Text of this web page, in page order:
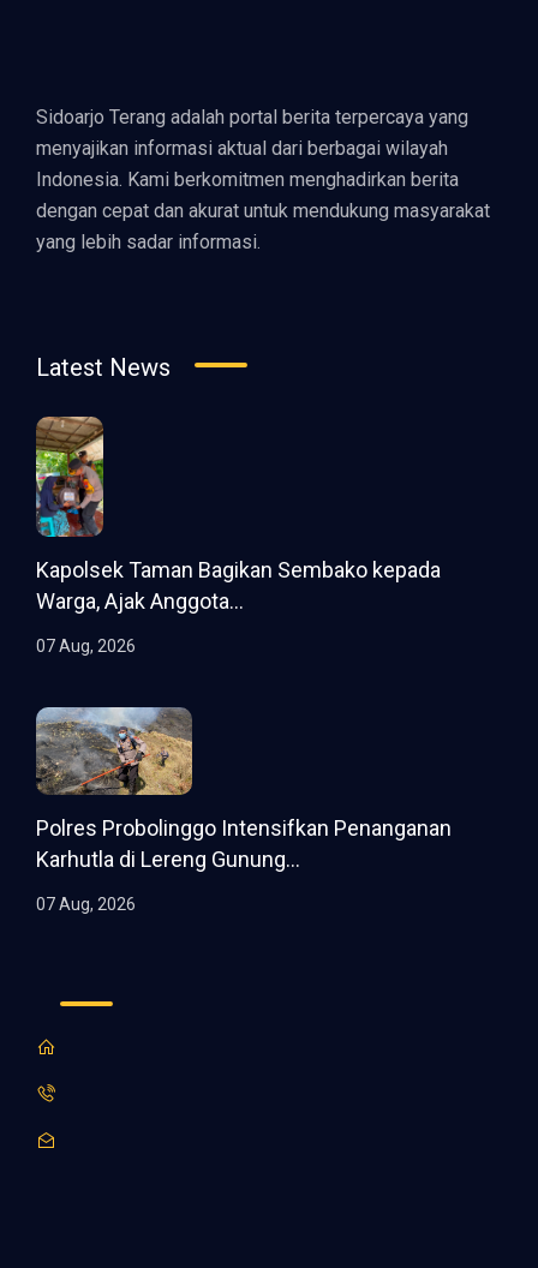
Sidoarjo Terang adalah portal berita terpercaya yang
menyajikan informasi aktual dari berbagai wilayah
Indonesia. Kami berkomitmen menghadirkan berita
dengan cepat dan akurat untuk mendukung masyarakat
yang lebih sadar informasi.
Latest News
Kapolsek Taman Bagikan Sembako kepada
Warga, Ajak Anggota...
07 Aug, 2026
Polres Probolinggo Intensifkan Penanganan
Karhutla di Lereng Gunung...
07 Aug, 2026